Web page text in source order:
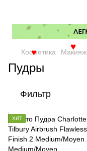
Косметика Макияж
Пудры
Фильтр
ХИТ
♥
♥